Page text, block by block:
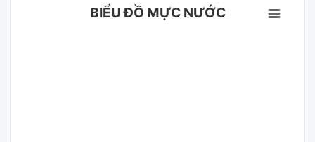
BIỂU ĐỒ MỰC NƯỚC